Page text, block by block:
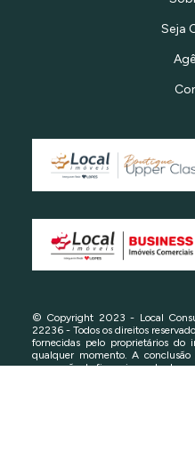
Seja
© Copyright 2023 - Local
22236 - Todos os direitos
fornecidas pelo proprietários do
qualquer momento. A
concessão de financiamento